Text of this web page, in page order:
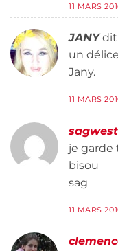
11 MARS
JANY
un
Jany.
11 MARS
je garde
bisou
sag
11 MARS